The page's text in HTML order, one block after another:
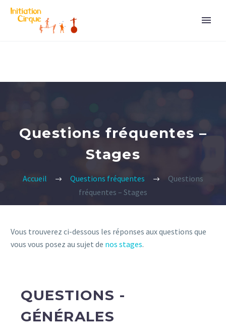
Questions fréquentes –
Stages
Accueil Questions fréquentes
Questions
fréquentes – Stages
Vous trouverez ci-dessous les réponses aux questions que
vous vous posez au sujet de nos stages.
QUESTIONS -
GÉNÉRALES